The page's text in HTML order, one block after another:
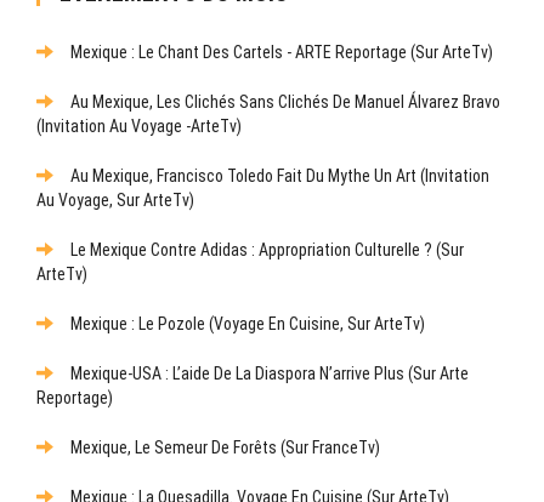
Mexique : Le Chant Des Cartels - ARTE Reportage (sur ArteTv)
Au Mexique, Les Clichés Sans Clichés De Manuel Álvarez Bravo
(Invitation Au Voyage -ArteTv)
Au Mexique, Francisco Toledo Fait Du Mythe Un Art (Invitation
Au Voyage, Sur ArteTv)
Le Mexique Contre Adidas : Appropriation Culturelle ? (sur
ArteTv)
Mexique : Le Pozole (Voyage En Cuisine, Sur ArteTv)
Mexique-USA : L’aide De La Diaspora N’arrive Plus (sur Arte
Reportage)
Mexique, Le Semeur De Forêts (sur FranceTv)
Mexique : La Quesadilla. Voyage En Cuisine (sur ArteTv)